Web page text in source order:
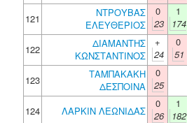
121
ΝΤΡΟΥΒΑΣ
ΕΛΕΥΘΕΡΙΟΣ
0
23
1
174
122
ΔΙΑΜΑΝΤΗΣ
ΚΩΝΣΤΑΝΤΙΝΟΣ
+
24
0
51
123
ΤΑΜΠΑΚΑΚΗ
ΔΕΣΠΟΙΝΑ
0
25
124
ΛΑΡΚΙΝ ΛΕΩΝΙΔΑΣ
0
26
1
182